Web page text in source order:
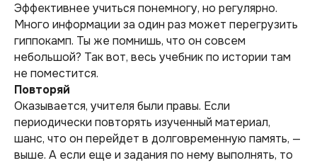
Эффективнее учиться понемногу, но регулярно.
Много информации за один раз может перегрузить
гиппокамп. Ты же помнишь, что он совсем
небольшой? Так вот, весь учебник по истории там
не поместится.
Повторяй
Оказывается, учителя были правы. Если
периодически повторять изученный материал,
шанс, что он перейдет в долговременную память, —
выше. А если еще и задания по нему выполнять, то